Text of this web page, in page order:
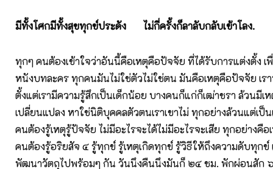
มีทั้งโศกมีทั้งสุขทุกข์ประดัง ไม่กี่ครั้งก็ลาลับกลับเข้าโลง.
ทุกๆ คนต้องเข้าใจว่าอันนี้คือเหตุคือปัจจัย ที่ได้รับการแต่งตั้ง เ
หนังบทละคร ทุกคนมันไม่ใช่ตัวไม่ใช่ตน มันคือเหตุคือปัจจัย เร
ตั้งแต่เรามีความรู้สึกเป็นเด็กน้อย บางคนก็แก่ก็เฒ่าชรา ล้วนมีเ
เปลี่ยนแปลง หาใช่นิติบุคคลตัวตนเราเขาไม่ ทุกอย่างล้วนแต่เป็
คนต้องรู้เหตุรู้ปัจจัย ไม่มีอะไรจะได้ไม่มีอะไรจะเสีย ทุกอย่างคื
คนต้องรู้อริยสัจ ๔ รู้ทุกข์ รู้เหตุเกิดทุกข์ รู้วิธีให้ถึงความดับทุกข์
พัฒนาวัตถุไปพร้อมๆ กัน วันนึงคืนนึงมันก็ ๒๔ ชม. พักผ่อนสัก ๖